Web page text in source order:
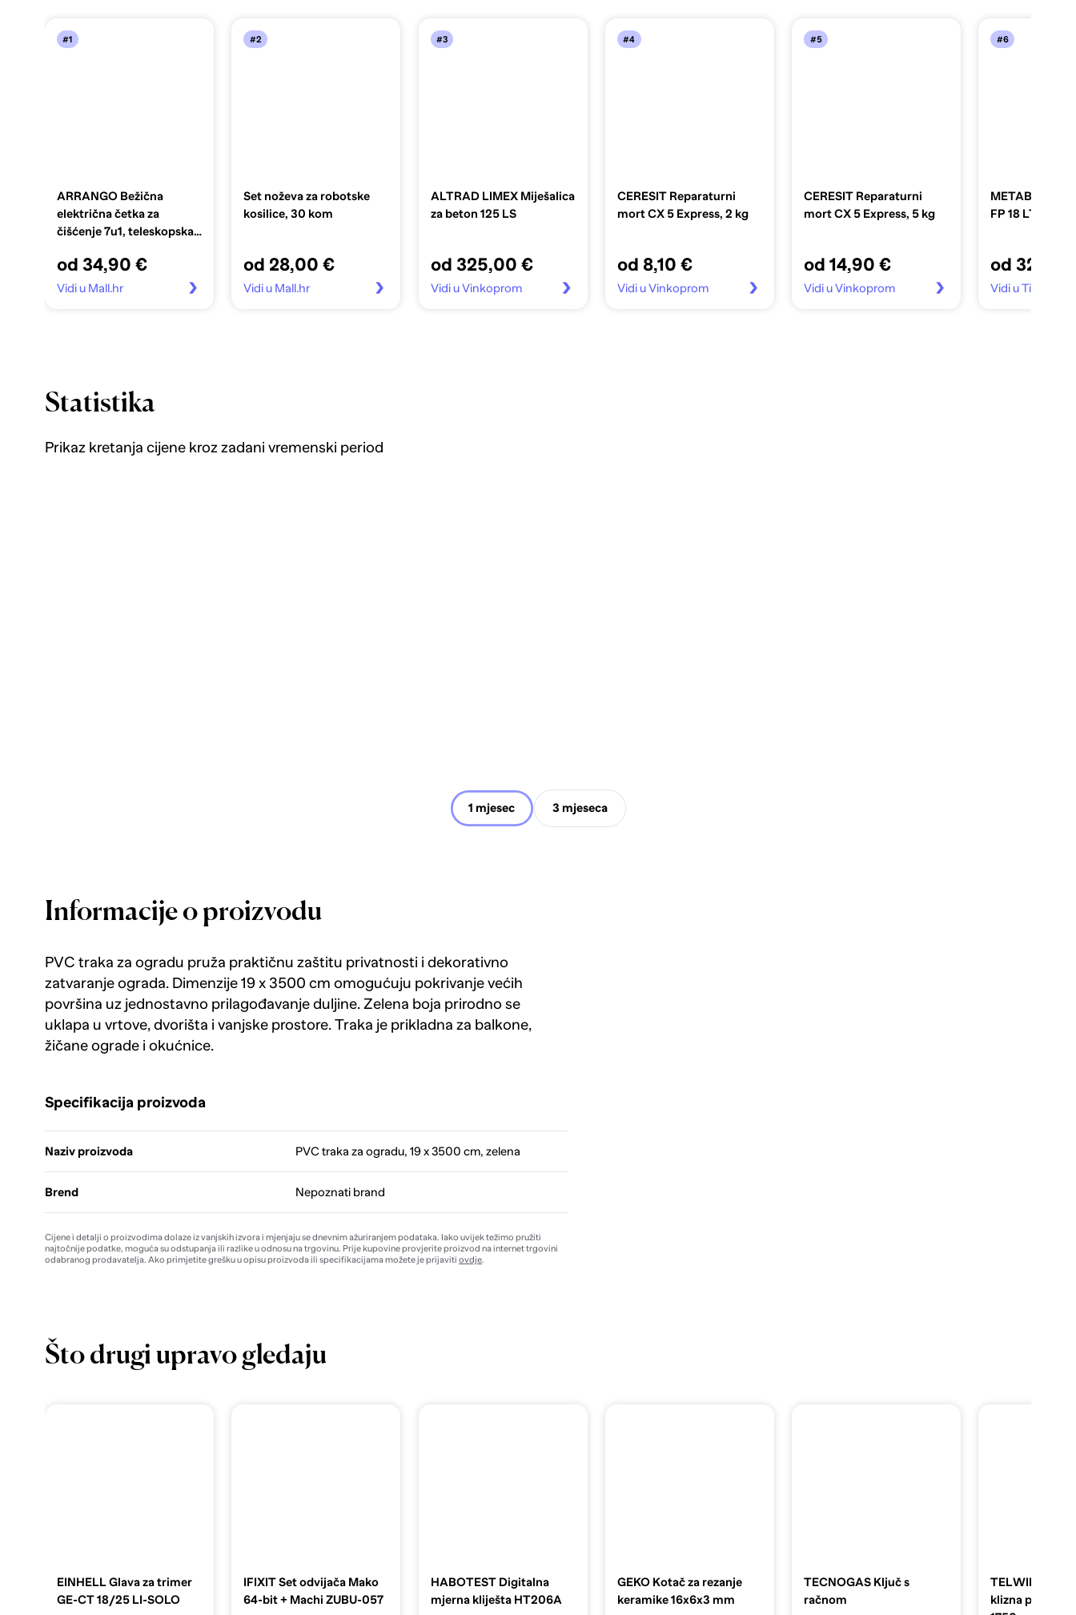
#1
ARRANGO Bežična
električna četka za
čišćenje 7u1, teleskopska
od 34,90 €
Vidi u Mall.hr
#2
Set noževa za robotske
kosilice, 30 kom
od 28,00 €
Vidi u Mall.hr
#3
ALTRAD LIMEX Miješalica
za beton 125 LS
od 325,00 €
Vidi u Vinkoprom
#4
CERESIT Reparaturni
mort CX 5 Express, 2 kg
od 8,10 €
Vidi u Vinkoprom
#5
CERESIT Reparaturni
mort CX 5 Express, 5 kg
od 14,90 €
Vidi u Vinkoprom
#6
METABO
FP 18 LTX
od
Vidi u Tia
Statistika
Prikaz kretanja cijene kroz zadani vremenski period
1 mjesec 3 mjeseca
Informacije o proizvodu
PVC traka za ogradu pruža praktičnu zaštitu privatnosti i dekorativno
zatvaranje ograda. Dimenzije 19 x 3500 cm omogućuju pokrivanje većih
površina uz jednostavno prilagođavanje duljine. Zelena boja prirodno se
uklapa u vrtove, dvorišta i vanjske prostore. Traka je prikladna za balkone,
žičane ograde i okućnice.
Specifikacija proizvoda
Naziv proizvoda PVC traka za ogradu, 19 x 3500 cm, zelena
Brend Nepoznati brand
Cijene i detalji o proizvodima dolaze iz vanjskih izvora i mjenjaju se dnevnim ažuriranjem podataka. Iako uvijek težimo pružiti
najtočnije podatke, moguća su odstupanja ili razlike u odnosu na trgovinu. Prije kupovine provjerite proizvod na internet trgovini
odabranog prodavatelja. Ako primjetite grešku u opisu proizvoda ili specifikacijama možete je prijaviti ovdje.
Što drugi upravo gledaju
EINHELL Glava za trimer
GE-CT 18/25 LI-SOLO
IFIXIT Set odvijača Mako
64-bit + Machi ZUBU-057
HABOTEST Digitalna
mjerna kliješta HT206A
GEKO Kotač za rezanje
keramike 16x6x3 mm
TECNOGAS Ključ s
račnom
TELWIN
klizna